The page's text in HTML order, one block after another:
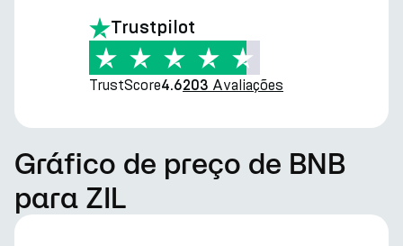
Trustpilot
TrustScore4.6203 Avaliações
Gráfico de preço de BNB
para ZIL